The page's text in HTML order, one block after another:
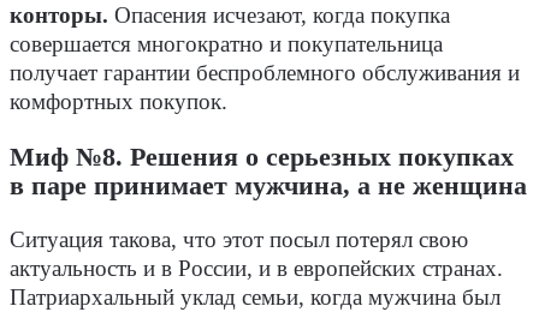
конторы. Опасения исчезают, когда покупка
совершается многократно и покупательница
получает гарантии беспроблемного обслуживания и
комфортных покупок.
Миф №8. Решения о серьезных покупках
в паре принимает мужчина, а не женщина
Ситуация такова, что этот посыл потерял свою
актуальность и в России, и в европейских странах.
Патриархальный уклад семьи, когда мужчина был